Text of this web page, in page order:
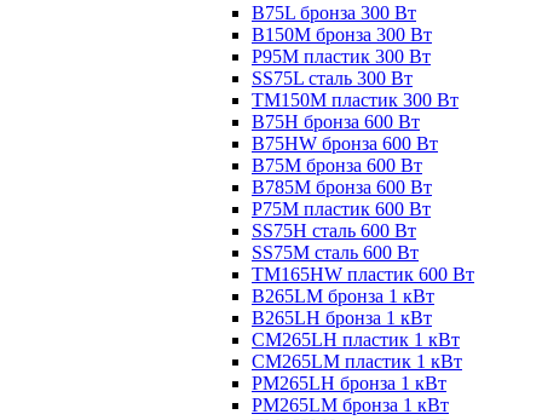
B75L бронза 300 Вт
B150M бронза 300 Вт
P95M пластик 300 Вт
SS75L сталь 300 Вт
TM150M пластик 300 Вт
B75H бронза 600 Вт
B75HW бронза 600 Вт
B75M бронза 600 Вт
B785M бронза 600 Вт
P75M пластик 600 Вт
SS75H сталь 600 Вт
SS75M сталь 600 Вт
TM165HW пластик 600 Вт
B265LM бронза 1 кВт
B265LH бронза 1 кВт
CM265LH пластик 1 кВт
CM265LM пластик 1 кВт
PM265LH бронза 1 кВт
PM265LM бронза 1 кВт